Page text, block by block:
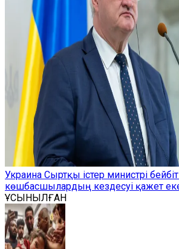
Украина Сыртқы істер министрі
көшбасшылардың кездесуі қажет
ҰСЫНЫЛҒАН